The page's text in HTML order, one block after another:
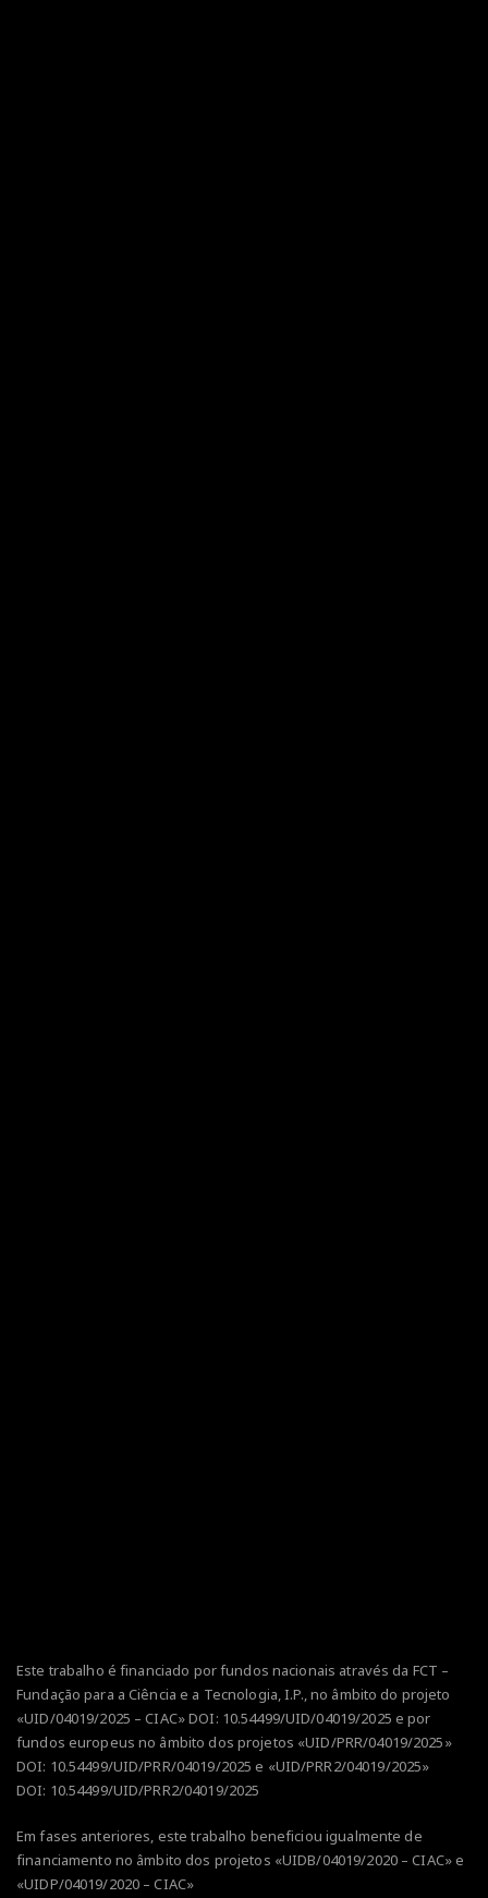
Este trabalho é financiado por fundos nacionais através da FCT –
Fundação para a Ciência e a Tecnologia, I.P., no âmbito do projeto
«UID/04019/2025 – CIAC» DOI: 10.54499/UID/04019/2025 e por
fundos europeus no âmbito dos projetos «UID/PRR/04019/2025»
DOI: 10.54499/UID/PRR/04019/2025 e «UID/PRR2/04019/2025»
DOI: 10.54499/UID/PRR2/04019/2025
Em fases anteriores, este trabalho beneficiou igualmente de
financiamento no âmbito dos projetos «UIDB/04019/2020 – CIAC» e
«UIDP/04019/2020 – CIAC»